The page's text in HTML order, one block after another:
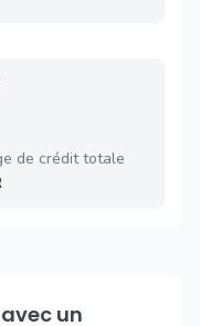
de crédit totale